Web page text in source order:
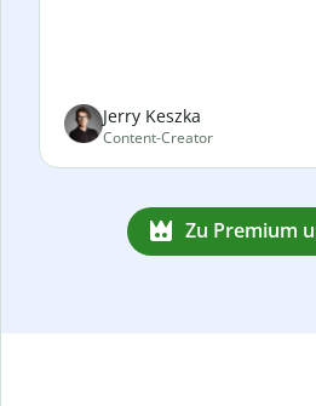
Jerry Keszka
Content-Creator
Zu Premium